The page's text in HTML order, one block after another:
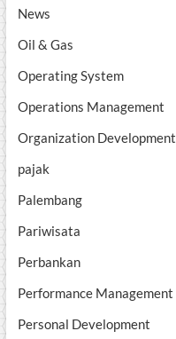
News
Oil & Gas
Operating System
Operations Management
Organization Development
pajak
Palembang
Pariwisata
Perbankan
Performance Management
Personal Development